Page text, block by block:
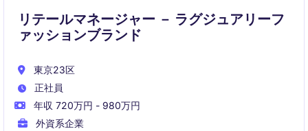
リテールマネージャー － ラグジュアリーフ
ァッションブランド
東京23区
正社員
年収 720万円 - 980万円
外資系企業